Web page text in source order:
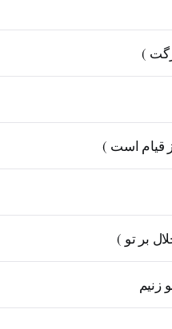
)
قیام است )
بر تو )
زنیم